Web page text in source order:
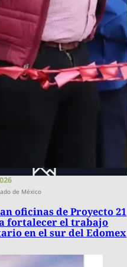
de México
oficinas de Proyecto 21
fortalecer el trabajo
en el sur del Edomex